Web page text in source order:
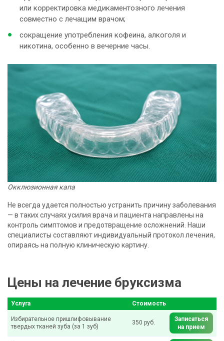
или корректировка медикаментозного лечения
совместно с лечащим врачом;
сокращение употребления кофеина, алкоголя и
никотина, особенно в вечерние часы.
Окклюзионная капа
Не всегда удается полностью устранить причину заболевания
— в таких случаях усилия врача и пациента направлены на
контроль симптомов и предотвращение осложнений. Наши
специалисты составляют индивидуальный протокол лечения,
опираясь на полную клиническую картину.
Цены на лечение бруксизма
Услуга Стоимость
Избирательное пришлифовывание
твердых тканей зуба (за 1 зуб)
350 руб.
Записаться
на прием